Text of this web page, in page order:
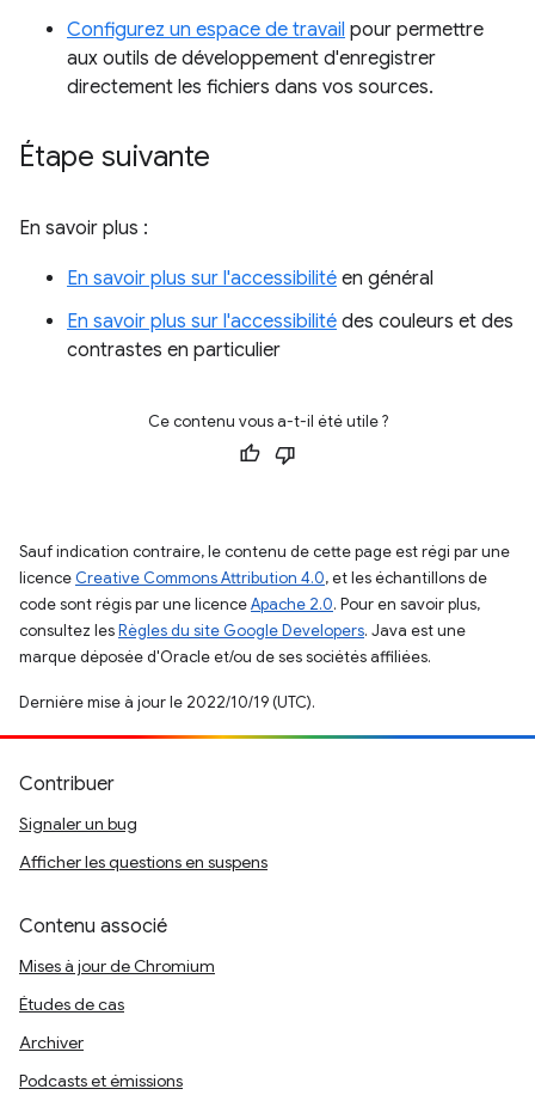
Configurez un espace de travail pour permettre
aux outils de développement d'enregistrer
directement les fichiers dans vos sources.
Étape suivante
En savoir plus :
En savoir plus sur l'accessibilité en général
En savoir plus sur l'accessibilité des couleurs et des
contrastes en particulier
Ce contenu vous a-t-il été utile ?
Sauf indication contraire, le contenu de cette page est régi par une
licence Creative Commons Attribution 4.0, et les échantillons de
code sont régis par une licenceApache 2.0. Pour en savoir plus,
consultez lesRègles du site Google Developers. Java est une
marque déposée d'Oracle et/ou de ses sociétés affiliées.
Dernière mise à jour le 2022/10/19 (UTC).
Contribuer
Signaler un bug
Afficher les questions en suspens
Contenu associé
Mises à jour de Chromium
Études de cas
Archiver
Podcasts et émissions